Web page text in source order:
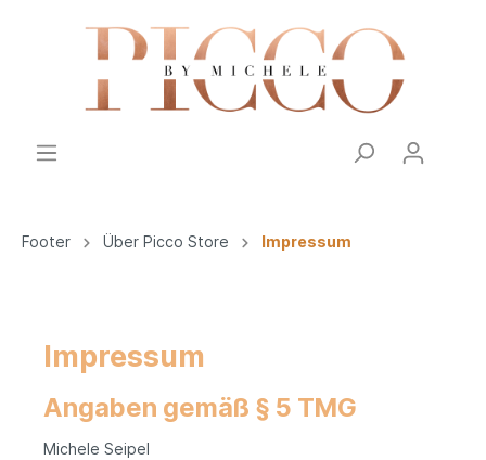
Footer Über Picco Store Impressum
Impressum
Angaben gemäß § 5 TMG
Michele Seipel